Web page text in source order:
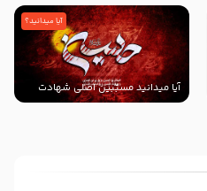
آیا میدانید مسبّبین اصلی شهادت
سیدالشهدا علیه ‌السلام کیانند؟
آیا میدانید؟